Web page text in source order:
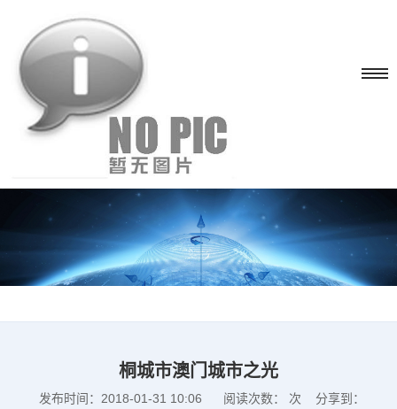
桐城市澳门城市之光
发布时间：2018-01-31 10:06 阅读次数： 次 分享到：